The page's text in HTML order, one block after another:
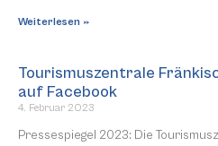
Weiterlesen »
Tourismuszentrale
auf Facebook
4. Februar 2023
Pressespiegel 2023: Die